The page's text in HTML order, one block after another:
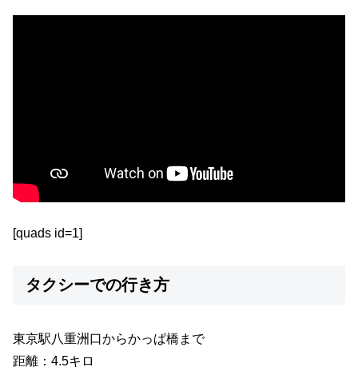
[quads id=1]
タクシーでの行き方
東京駅八重洲口からかっぱ橋まで
距離：4.5キロ